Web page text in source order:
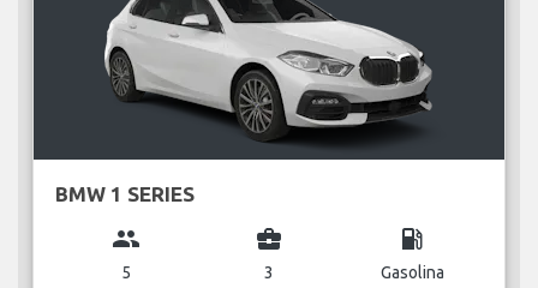
BMW 1 SERIES
group
5
business_center
3
local_gas_station
Gasolina